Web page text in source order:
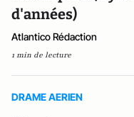
d'années)
Atlantico Rédaction
1 min de lecture
DRAME AERIEN